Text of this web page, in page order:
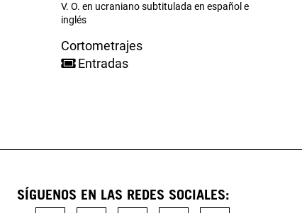
V. O. en ucraniano subtitulada en español e
inglés
Cortometrajes
Entradas
SÍGUENOS EN LAS REDES SOCIALES: